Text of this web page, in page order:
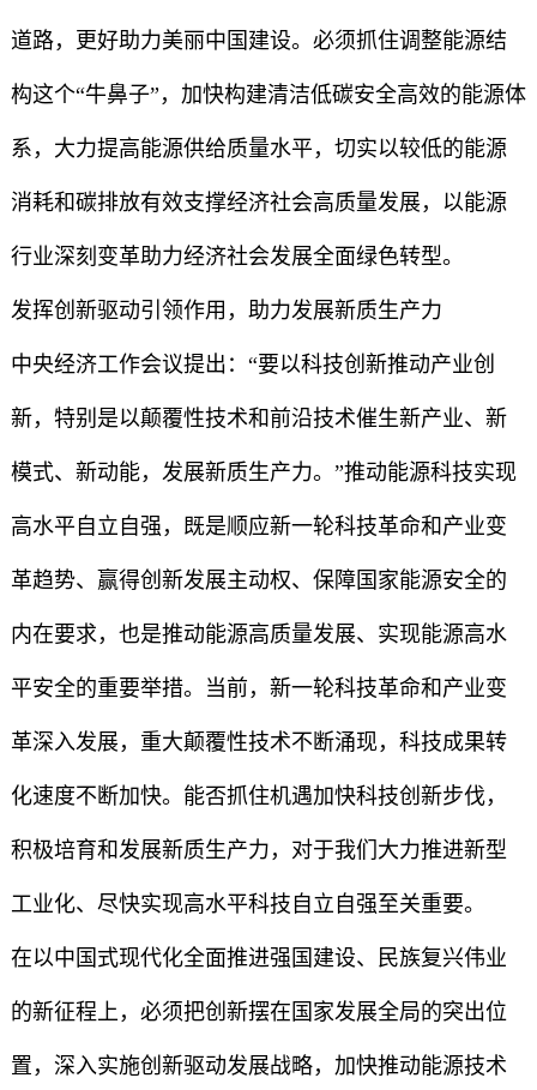
道路，更好助力美丽中国建设。必须抓住调整能源结
构这个“牛鼻子”，加快构建清洁低碳安全高效的能源体
系，大力提高能源供给质量水平，切实以较低的能源
消耗和碳排放有效支撑经济社会高质量发展，以能源
行业深刻变革助力经济社会发展全面绿色转型。
发挥创新驱动引领作用，助力发展新质生产力
中央经济工作会议提出：“要以科技创新推动产业创
新，特别是以颠覆性技术和前沿技术催生新产业、新
模式、新动能，发展新质生产力。”推动能源科技实现
高水平自立自强，既是顺应新一轮科技革命和产业变
革趋势、赢得创新发展主动权、保障国家能源安全的
内在要求，也是推动能源高质量发展、实现能源高水
平安全的重要举措。当前，新一轮科技革命和产业变
革深入发展，重大颠覆性技术不断涌现，科技成果转
化速度不断加快。能否抓住机遇加快科技创新步伐，
积极培育和发展新质生产力，对于我们大力推进新型
工业化、尽快实现高水平科技自立自强至关重要。
在以中国式现代化全面推进强国建设、民族复兴伟业
的新征程上，必须把创新摆在国家发展全局的突出位
置，深入实施创新驱动发展战略，加快推动能源技术